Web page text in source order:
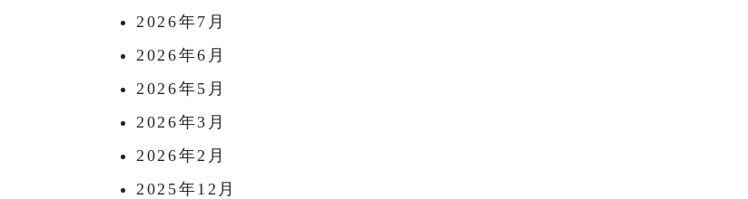
2026年7月
2026年6月
2026年5月
2026年3月
2026年2月
2025年12月